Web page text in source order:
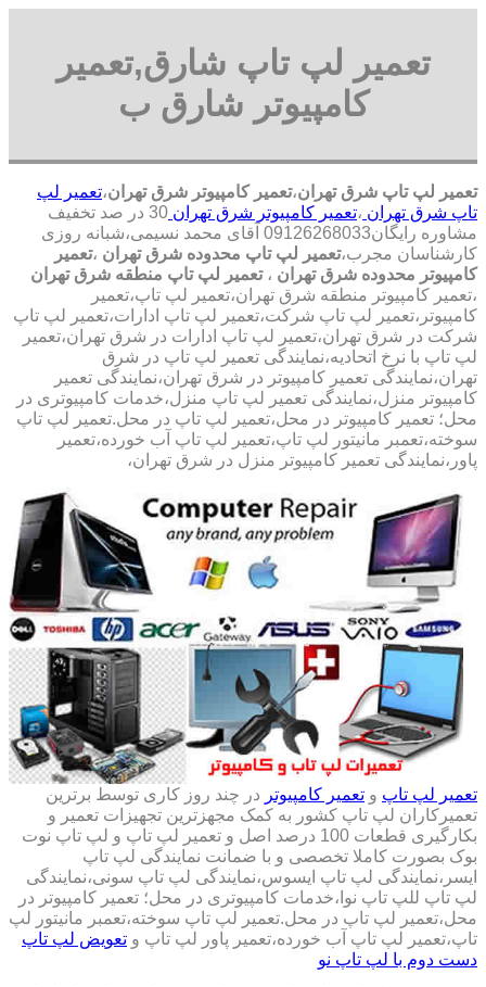
تعمیر لپ تاپ شارق,تعمیر
کامپیوتر شارق ب
تعمیر لپ تاپ شرق تهران،تعمیر کامپیوتر شرق تهران،تعمیر لپ
تاپ شرق تهران ،تعمیر کامپیوتر شرق تهران
30 در صد تخفیف
مشاوره رایگان09126268033 آقای محمد نسیمی،شبانه روزی
کارشناسان مجرب،تعمیر لپ تاپ محدوده شرق تهران ،تعمیر
کامپیوتر محدوده شرق تهران ، تعمیر لپ تاپ منطقه شرق تهران
،تعمیر کامپیوتر منطقه شرق تهران،تعمیر لپ تاپ،تعمیر
کامپیوتر،تعمیر لپ تاپ شرکت،تعمیر لپ تاپ ادارات،تعمیر لپ تاپ
شرکت در شرق تهران،تعمیر لپ تاپ ادارات در شرق تهران،تعمیر
لپ تاپ با نرخ اتحادیه،نمایندگی تعمیر لپ تاپ در شرق
تهران،نمایندگی تعمیر کامپیوتر در شرق تهران،نمایندگی تعمیر
کامپیوتر منزل،نمایندگی تعمیر لپ تاپ منزل،خدمات کامپیوتری در
محل؛ تعمیر کامپیوتر در محل،تعمیر لپ تاپ در محل.تعمیر لپ تاپ
سوخته،تعمبر مانیتور لپ تاپ،تعمیر لپ تاپ آب خورده،تعمیر
پاور،نمایندگی تعمیر کامپیوتر منزل در شرق تهران،
تعمیر لپ تاپ و تعمیر کامپیوتر در چند روز کاری توسط برترین
تعمیرکاران لپ تاپ کشور به کمک مجهزترین تجهیزات تعمیر و
بکارگیری قطعات 100 درصد اصل و تعمیر لپ تاپ و لپ تاپ نوت
بوک بصورت کاملا تخصصی و با ضمانت نمایندگی لپ تاپ
ایسر،نمایندگی لپ تاپ ایسوس،نمایندگی لپ تاپ سونی،نمایندگی
لپ تاپ للپ تاپ نوا،خدمات کامپیوتری در محل؛ تعمیر کامپیوتر در
محل،تعمیر لپ تاپ در محل.تعمیر لپ تاپ سوخته،تعمبر مانیتور لپ
تاپ،تعمیر لپ تاپ آب خورده،تعمیر پاور لپ تاپ و تعویض لپ تاپ
دست دوم با لپ تاپ نو